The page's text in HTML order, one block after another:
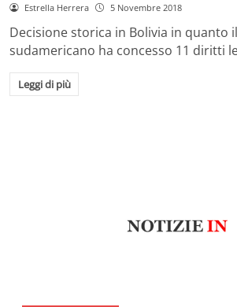
Estrella Herrera 5 Novembre 2018
Decisione storica in Bolivia in quanto
sudamericano ha concesso 11 diritti
Leggi di più